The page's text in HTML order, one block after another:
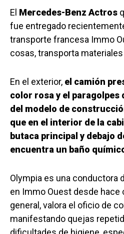
El Mercedes-Benz Actros
fue entregado
transporte francesa Immo
cosas, transporta
En el exterior, el camión
color rosa y el
del modelo de
que en el interior de la
butaca principal y debajo
encuentra un baño
Olympia es una conductora
en Immo Ouest desde hace
general, valora el oficio de
manifestando quejas